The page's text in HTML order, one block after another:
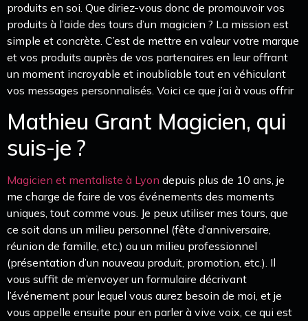
produits en soi. Que diriez-vous donc de promouvoir vos
produits à l’aide des tours d’un magicien ? La mission est
simple et concrète. C’est de mettre en valeur votre marque
et vos produits auprès de vos partenaires en leur offrant
un moment incroyable et inoubliable tout en véhiculant
vos messages personnalisés. Voici ce que j’ai à vous offrir
Mathieu Grant Magicien, qui
suis-je ?
Magicien et mentaliste à Lyon depuis plus de 10 ans, je
me charge de faire de vos événements des moments
uniques, tout comme vous. Je peux utiliser mes tours, que
ce soit dans un milieu personnel (fête d’anniversaire,
réunion de famille, etc.) ou un milieu professionnel
(présentation d’un nouveau produit, promotion, etc.). Il
vous suffit de m’envoyer un formulaire décrivant
l’événement pour lequel vous aurez besoin de moi, et je
vous appelle ensuite pour en parler à vive voix, ce qui est